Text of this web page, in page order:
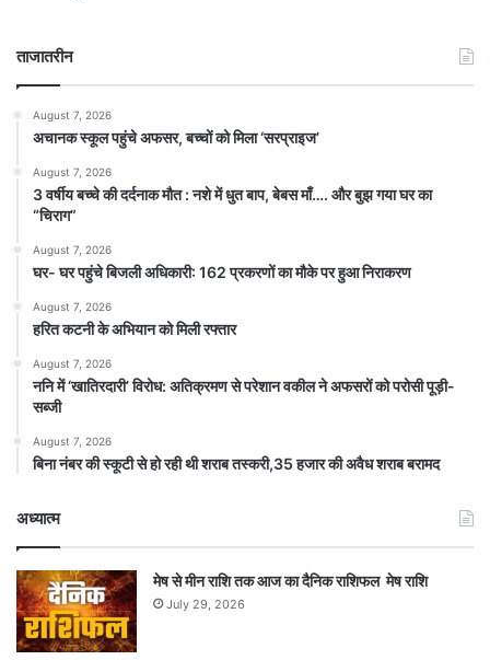
ताजातरीन
August 7, 2026
अचानक स्कूल पहुंचे अफसर, बच्चों को मिला ‘सरप्राइज’
August 7, 2026
3 वर्षीय बच्चे की दर्दनाक मौत : नशे में धुत बाप, बेबस माँ…. और बुझ गया घर का
“चिराग”
August 7, 2026
घर- घर पहुंचे बिजली अधिकारी: 162 प्रकरणों का मौके पर हुआ निराकरण
August 7, 2026
हरित कटनी के अभियान को मिली रफ्तार
August 7, 2026
ननि में ‘खातिरदारी’ विरोध: अतिक्रमण से परेशान वकील ने अफसरों को परोसी पूड़ी-
सब्जी
August 7, 2026
बिना नंबर की स्कूटी से हो रही थी शराब तस्करी,35 हजार की अवैध शराब बरामद
अध्यात्म
मेष से मीन राशि तक आज का दैनिक राशिफल मेष राशि
July 29, 2026